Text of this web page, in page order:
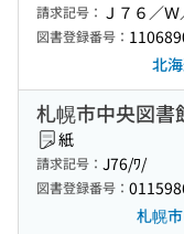
請求記号： Ｊ７６／Ｗ
図書登録番号：
北
札幌市中央図書
紙
請求記号： J76/ﾜ/
図書登録番号：
札幌